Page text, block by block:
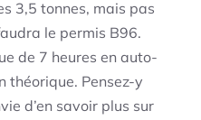
3,5 tonnes, mais pas
le permis B96.
de 7 heures en auto-
théorique. Pensez-y
d’en savoir plus sur